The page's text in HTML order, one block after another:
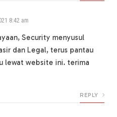
8:42 am
Security menyusul
dan Legal, terus pantau
lewat website ini. terima
REPLY